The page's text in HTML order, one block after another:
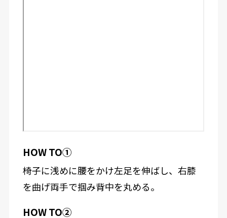
HOW TO①
椅子に浅めに腰をかけ左足を伸ばし、右膝
を曲げ両手で掴み背中を丸める。
HOW TO②